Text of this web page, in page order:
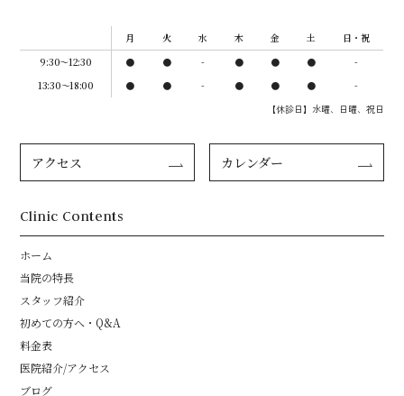
月 火 水 木 金 土
日・祝
9:30〜12:30
● ● - ● ● ●
-
13:30～18:00
● ● - ● ● ●
-
【休診日】水曜、日曜、祝日
アクセス カレンダー
Clinic Contents
ホーム
当院の特長
スタッフ紹介
初めての方へ・Q&A
料金表
医院紹介/アクセス
ブログ